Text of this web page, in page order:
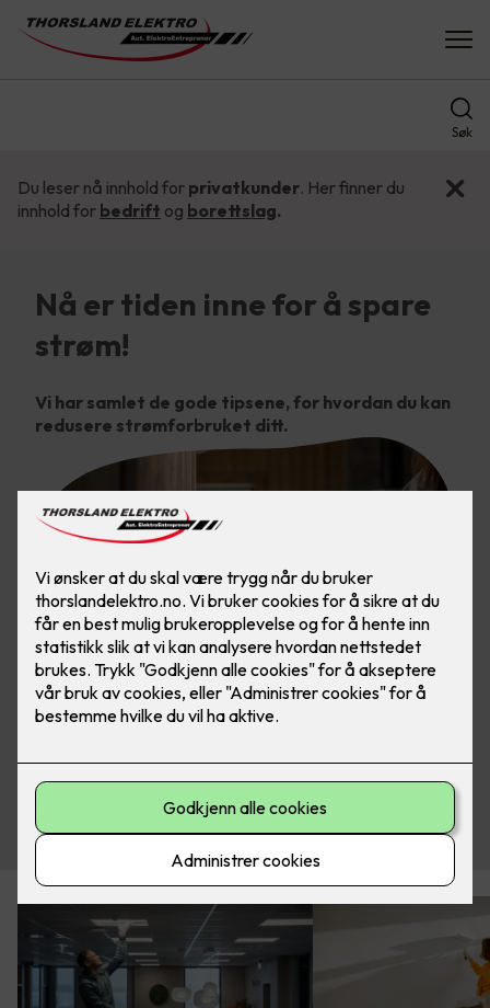
Søk
Du leser nå innhold for privatkunder. Her finner du
innhold for bedrift og borettslag.
Nå er tiden inne for å spare
strøm!
Vi har samlet de gode tipsene, for hvordan du kan
redusere strømforbruket ditt.
Se her!